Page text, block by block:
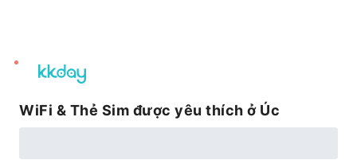
unread
notifications
WiFi & Thẻ Sim được yêu thích ở Úc